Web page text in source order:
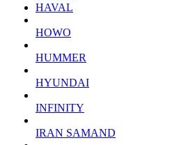
HAVAL
HOWO
HUMMER
HYUNDAI
INFINITY
IRAN SAMAND